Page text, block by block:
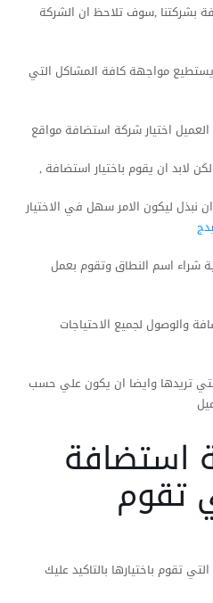
بشركتنا ,سوف تلاحظ ان الشركة
مواجهة كافة المشاكل التي
اختيار شركة استضافة مواقع
لابد ان يقوم باختيار استضافة ,
نبذل ليكون الامر سهل في الاختيار
شراء اسم النطاق وتقوم بعمل
والوصول لجميع الاحتياجات
تريدها وايضا ان يكون علي حسب
تقوم
تقوم باختيارها بالتاكيد عليك